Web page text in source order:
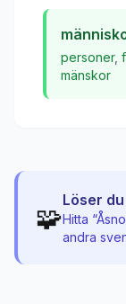
personer,
mänskor
🧩
Löser
Hitta “
andra